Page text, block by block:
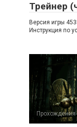
Трейнер
Версия игры
Инструкция по
Прохождения